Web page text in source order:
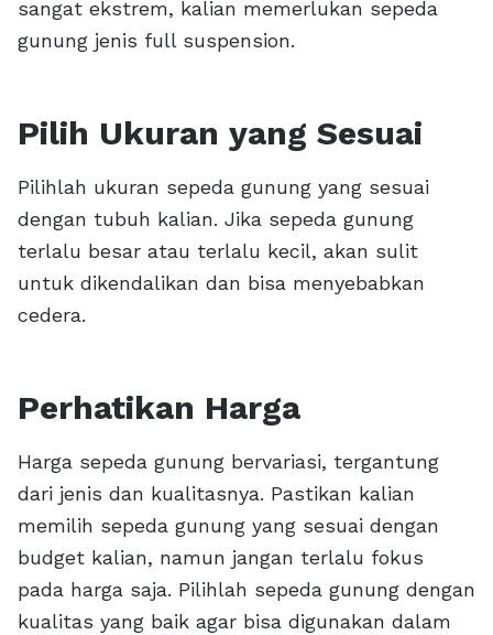
sangat ekstrem, kalian memerlukan sepeda
gunung jenis full suspension.
Pilih Ukuran yang Sesuai
Pilihlah ukuran sepeda gunung yang sesuai
dengan tubuh kalian. Jika sepeda gunung
terlalu besar atau terlalu kecil, akan sulit
untuk dikendalikan dan bisa menyebabkan
cedera.
Perhatikan Harga
Harga sepeda gunung bervariasi, tergantung
dari jenis dan kualitasnya. Pastikan kalian
memilih sepeda gunung yang sesuai dengan
budget kalian, namun jangan terlalu fokus
pada harga saja. Pilihlah sepeda gunung dengan
kualitas yang baik agar bisa digunakan dalam